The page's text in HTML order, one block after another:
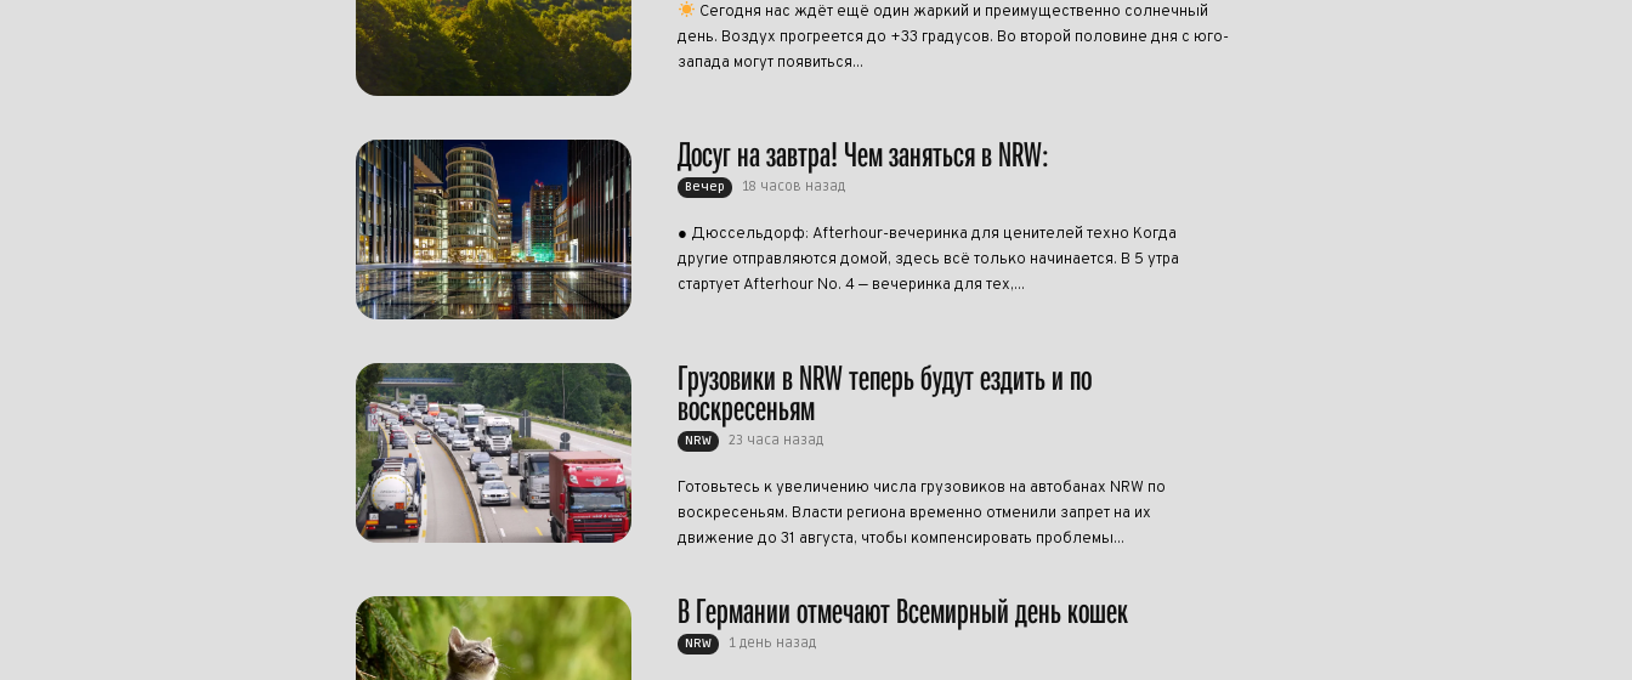
Сегодня нас ждёт ещё один жаркий и преимущественно солнечный
день. Воздух прогреется до +33 градусов. Во второй половине дня с юго-
запада могут появиться...
Досуг на завтра! Чем заняться в NRW:
Вечер 18 часов назад
● Дюссельдорф: Afterhour-вечеринка для ценителей техно Когда
другие отправляются домой, здесь всё только начинается. В 5 утра
стартует Afterhour No. 4 — вечеринка для тех,...
Грузовики в NRW теперь будут ездить и по
воскресеньям
NRW 23 часа назад
Готовьтесь к увеличению числа грузовиков на автобанах NRW по
воскресеньям. Власти региона временно отменили запрет на их
движение до 31 августа, чтобы компенсировать проблемы...
В Германии отмечают Всемирный день кошек
NRW 1 день назад